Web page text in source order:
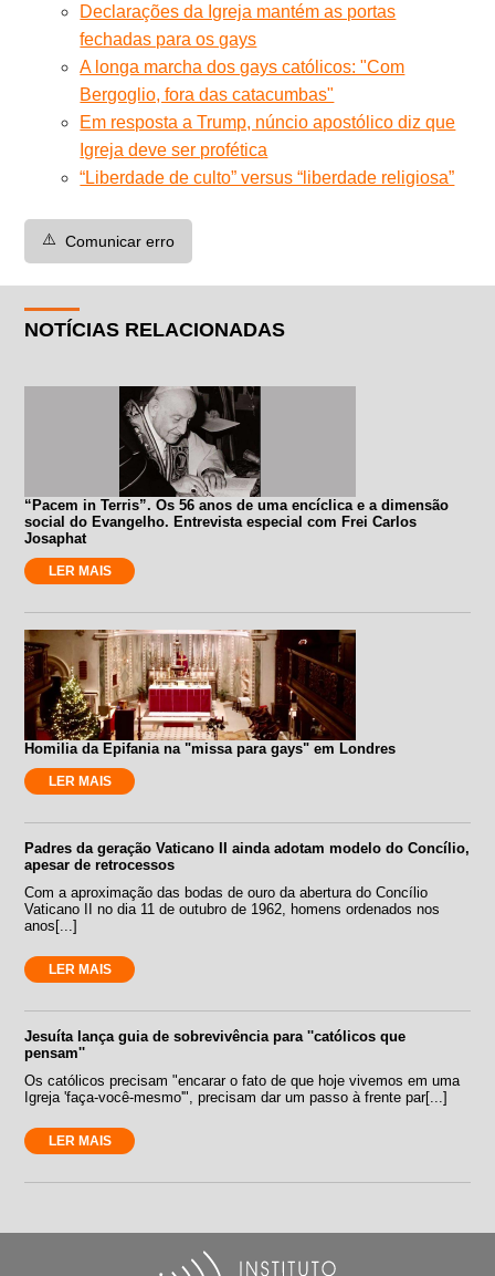
Declarações da Igreja mantém as portas
fechadas para os gays
A longa marcha dos gays católicos: "Com
Bergoglio, fora das catacumbas"
Em resposta a Trump, núncio apostólico diz que
Igreja deve ser profética
“Liberdade de culto” versus “liberdade religiosa”
⚠️ Comunicar erro
NOTÍCIAS RELACIONADAS
“Pacem in Terris”. Os 56 anos de uma encíclica e a dimensão
social do Evangelho. Entrevista especial com Frei Carlos
Josaphat
LER MAIS
Homilia da Epifania na "missa para gays" em Londres
LER MAIS
Padres da geração Vaticano II ainda adotam modelo do Concílio,
apesar de retrocessos
Com a aproximação das bodas de ouro da abertura do Concílio
Vaticano II no dia 11 de outubro de 1962, homens ordenados nos
anos[...]
LER MAIS
Jesuíta lança guia de sobrevivência para ''católicos que
pensam''
Os católicos precisam "encarar o fato de que hoje vivemos em uma
Igreja 'faça-você-mesmo'", precisam dar um passo à frente par[...]
LER MAIS